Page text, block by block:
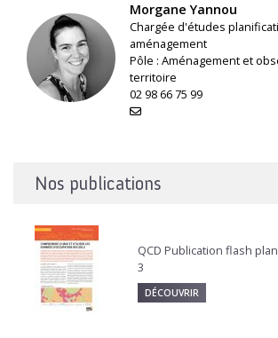
Morgane Yannou
Chargée d'études
aménagement
Pôle : Aménagement et
territoire
02 98 66 75 99
Nos publications
QCD Publication flash
3
DÉCOUVRIR